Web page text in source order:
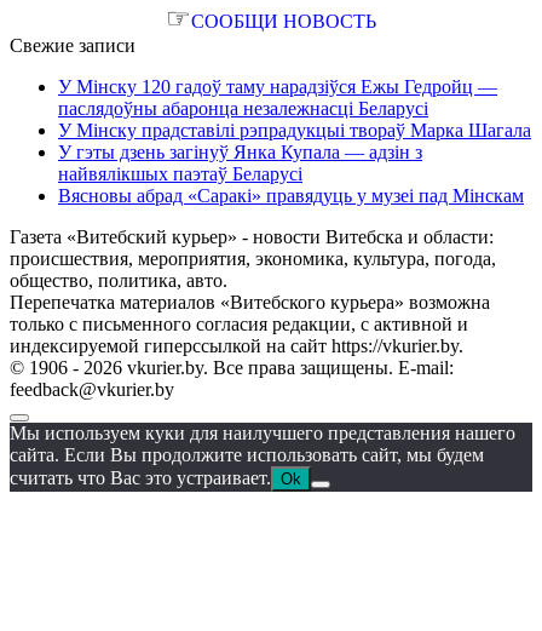
☞СООБЩИ НОВОСТЬ
Свежие записи
У Мінску 120 гадоў таму нарадзіўся Ежы Гедройц —
паслядоўны абаронца незалежнасці Беларусі
У Мінску прадставілі рэпрадукцыі твораў Марка Шагала
У гэты дзень загінуў Янка Купала — адзін з
найвялікшых паэтаў Беларусі
Вясновы абрад «Саракі» правядуць у музеі пад Мінскам
Газета «Витебский курьер» - новости Витебска и области:
происшествия, мероприятия, экономика, культура, погода,
общество, политика, авто.
Перепечатка материалов «Витебского курьера» возможна
только с письменного согласия редакции, с активной и
индексируемой гиперссылкой на сайт https://vkurier.by.
© 1906 - 2026 vkurier.by. Все права защищены. E-mail:
feedback@vkurier.by
Мы используем куки для наилучшего представления нашего
сайта. Если Вы продолжите использовать сайт, мы будем
считать что Вас это устраивает. Ok